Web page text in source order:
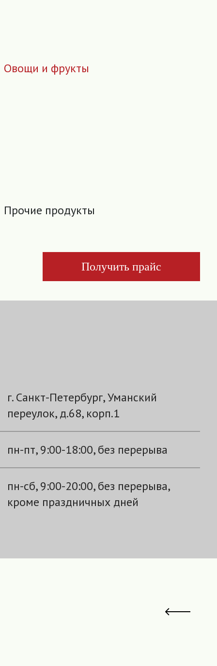
Овощи и фрукты
Прочие продукты
Получить прайс
г. Санкт-Петербург, Уманский
переулок, д.68, корп.1
пн-пт, 9:00-18:00, без перерыва
пн-сб, 9:00-20:00, без перерыва,
кроме праздничных дней